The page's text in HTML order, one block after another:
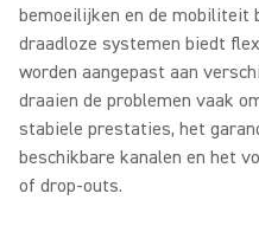
bemoeilijken en de mobiliteit
draadloze systemen biedt
worden aangepast aan
draaien de problemen vaak
stabiele prestaties, het
beschikbare kanalen en het
of drop-outs.